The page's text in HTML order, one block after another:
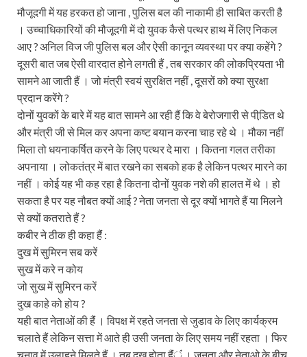
मौजूदगी में यह हरकत हो जाना , पुलिस बल की नाकामी ही साबित करती है
। उच्चाधिकारियों की मौजूदगी में दो युवक कैसे पत्थर हाथ में लिए निकल
आए ? अनिल विज जी पुलिस बल और ऐसी कानून व्यवस्था पर क्या कहेंगे ?
दूसरी बात जब ऐसी वारदात होने लगती हैं , तब सरकार की लोकप्रियता भी
सामने आ जाती हैं । जो मंत्री स्वयं सुरक्षित नहीं , दूसरों को क्या सुरक्षा
प्रदान करेंगे ?
दोनों युवकों के बारे में यह बात सामने आ रही हैं कि वे बेरोजगारी से पीडि़त थे
और मंत्री जी से मिल कर अपना कष्ट बयान करना चाह रहे थे । मौका नहीं
मिला तो धयनाकर्षित करने के लिए पत्थर दे मारा । कितना गलत तरीका
अपनाया । लोकतंत्र में बात रखने का सबको हक है लेकिन पत्थर मारने का
नहीं । कोई यह भी कह रहा है कितना दोनों युवक नशे की हालत में थे । हो
सकता है पर यह नौबत क्यों आई ? नेता जनता से दूर क्यों भागते हैं या मिलने
से क्यों कतराते हैं ?
कबीर ने ठीक ही कहा हैंं :
दुख में सुमिरन सब करें
सुख में करे न कोय
जो सुख में सुमिरन करें
दुख काहे को होय ?
यही बात नेताओं की हैंं । विपक्ष में रहते जनता से जुडाव के लिए कार्यक्रम
चलाते हैं लेकिन सत्ता में आते ही उसी जनता के लिए समय नहीं रहता । फिर